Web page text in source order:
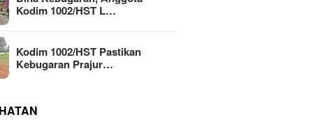
Kodim 1002/HST L…
Kodim 1002/HST Pastikan
Kebugaran Prajur…